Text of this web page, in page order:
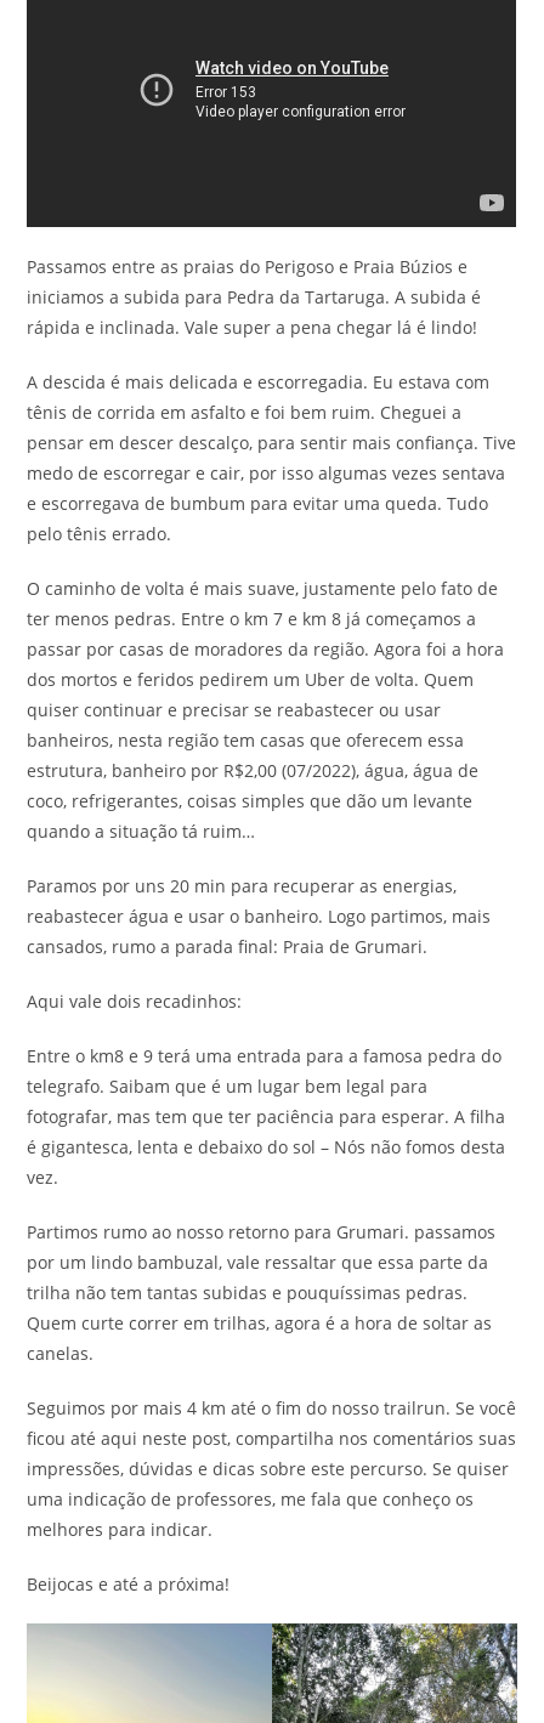
Passamos entre as praias do Perigoso e Praia Búzios e
iniciamos a subida para Pedra da Tartaruga. A subida é
rápida e inclinada. Vale super a pena chegar lá é lindo!
A descida é mais delicada e escorregadia. Eu estava com
tênis de corrida em asfalto e foi bem ruim. Cheguei a
pensar em descer descalço, para sentir mais confiança. Tive
medo de escorregar e cair, por isso algumas vezes sentava
e escorregava de bumbum para evitar uma queda. Tudo
pelo tênis errado.
O caminho de volta é mais suave, justamente pelo fato de
ter menos pedras. Entre o km 7 e km 8 já começamos a
passar por casas de moradores da região. Agora foi a hora
dos mortos e feridos pedirem um Uber de volta. Quem
quiser continuar e precisar se reabastecer ou usar
banheiros, nesta região tem casas que oferecem essa
estrutura, banheiro por R$2,00 (07/2022), água, água de
coco, refrigerantes, coisas simples que dão um levante
quando a situação tá ruim…
Paramos por uns 20 min para recuperar as energias,
reabastecer água e usar o banheiro. Logo partimos, mais
cansados, rumo a parada final: Praia de Grumari.
Aqui vale dois recadinhos:
Entre o km8 e 9 terá uma entrada para a famosa pedra do
telegrafo. Saibam que é um lugar bem legal para
fotografar, mas tem que ter paciência para esperar. A filha
é gigantesca, lenta e debaixo do sol – Nós não fomos desta
vez.
Partimos rumo ao nosso retorno para Grumari. passamos
por um lindo bambuzal, vale ressaltar que essa parte da
trilha não tem tantas subidas e pouquíssimas pedras.
Quem curte correr em trilhas, agora é a hora de soltar as
canelas.
Seguimos por mais 4 km até o fim do nosso trailrun. Se você
ficou até aqui neste post, compartilha nos comentários suas
impressões, dúvidas e dicas sobre este percurso. Se quiser
uma indicação de professores, me fala que conheço os
melhores para indicar.
Beijocas e até a próxima!